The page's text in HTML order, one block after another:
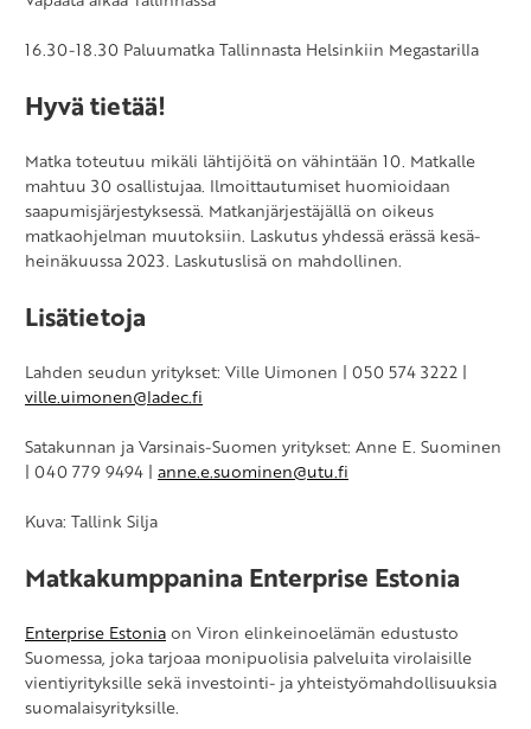
16.30-18.30 Paluumatka Tallinnasta Helsinkiin Megastarilla
Hyvä tietää!
Matka toteutuu mikäli lähtijöitä on vähintään 10. Matkalle
mahtuu 30 osallistujaa. Ilmoittautumiset huomioidaan
saapumisjärjestyksessä. Matkanjärjestäjällä on oikeus
matkaohjelman muutoksiin. Laskutus yhdessä erässä kesä-
heinäkuussa 2023. Laskutuslisä on mahdollinen.
Lisätietoja
Lahden seudun yritykset: Ville Uimonen | 050 574 3222 |
ville.uimonen@ladec.fi
Satakunnan ja Varsinais-Suomen yritykset: Anne E. Suominen
| 040 779 9494 | anne.e.suominen@utu.fi
Kuva: Tallink Silja
Matkakumppanina Enterprise Estonia
Enterprise Estoniaon Viron elinkeinoelämän edustusto
Suomessa, joka tarjoaa monipuolisia palveluita virolaisille
vientiyrityksille sekä investointi- ja yhteistyömahdollisuuksia
suomalaisyrityksille.